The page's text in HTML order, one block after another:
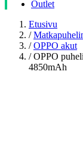
Outlet
Etusivu
/
/ OPPO akut
/ OPPO
4850mAh